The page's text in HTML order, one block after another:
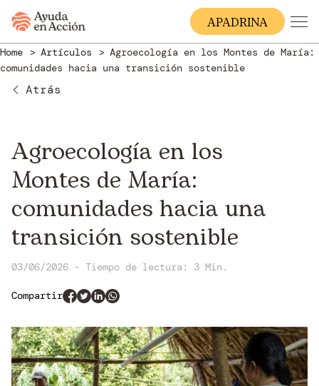
APADRINA
Home Artículos
Agroecología en los Montes de María:
comunidades hacia una transición sostenible
Atrás
Agroecología en los
Montes de María:
comunidades hacia una
transición sostenible
03/06/2026 - Tiempo de lectura: 3 Min.
Compartir